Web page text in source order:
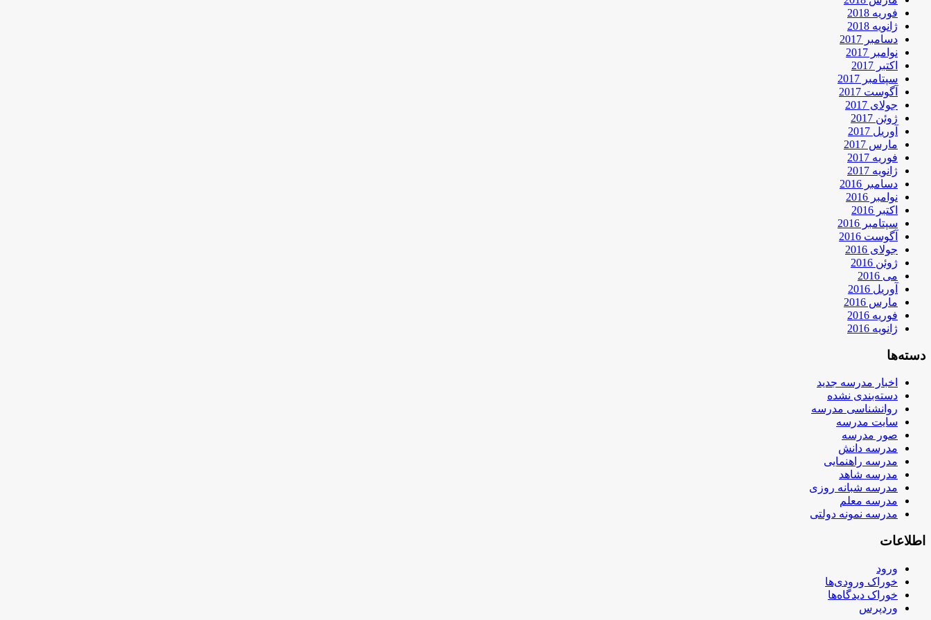
فوریه 2018
ژانویه 2018
دسامبر 2017
نوامبر 2017
اکتبر 2017
سپتامبر 2017
آگوست 2017
جولای 2017
ژوئن 2017
آوریل 2017
مارس 2017
فوریه 2017
ژانویه 2017
دسامبر 2016
نوامبر 2016
اکتبر 2016
سپتامبر 2016
آگوست 2016
جولای 2016
ژوئن 2016
می 2016
آوریل 2016
مارس 2016
فوریه 2016
ژانویه 2016
دسته‌ها
اخبار مدرسه جدید
دسته‌بندی نشده
روانشناسی مدرسه
سایت مدرسه
صور مدرسه
مدرسه دانش
مدرسه راهنمایی
مدرسه شاهد
مدرسه شبانه روزی
مدرسه معلم
مدرسه نمونه دولتی
اطلاعات
ورود
خوراک ورودی‌ها
خوراک دیدگاه‌ها
وردپرس